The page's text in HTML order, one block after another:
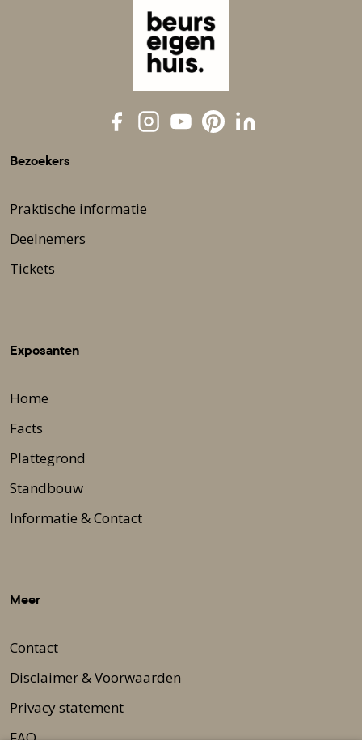
Bezoekers
Praktische informatie
Deelnemers
Tickets
Exposanten
Home
Facts
Plattegrond
Standbouw
Informatie & Contact
Meer
Contact
Disclaimer & Voorwaarden
Privacy statement
FAQ